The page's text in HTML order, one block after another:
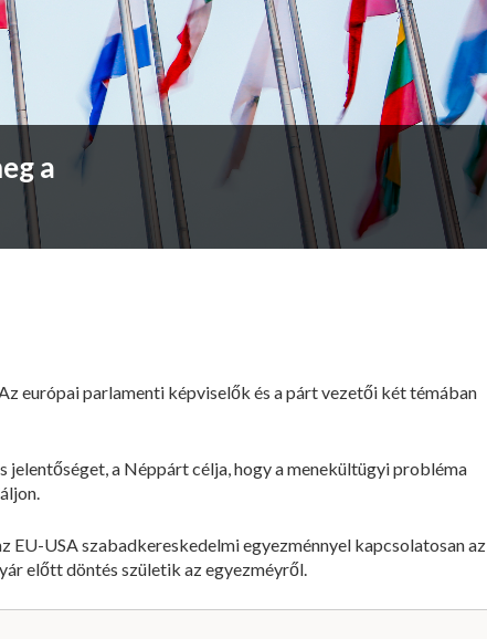
a
európai parlamenti képviselők és a párt vezetői két témában
a Néppárt célja, hogy a menekültügyi probléma
USA szabadkereskedelmi egyezménnyel kapcsolatosan az
előtt döntés születik az egyezméyről.